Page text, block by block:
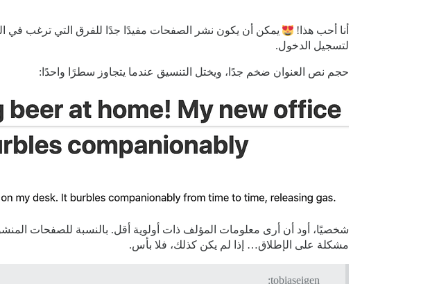
أنا أحب هذا!
يمكن أن يكون نشر الصفحات مفيدًا جدًا للفرق التي ترغب في
لتسجيل الدخول.
حجم نص العنوان ضخم جدًا، ويختل التنسيق عندما يتجاوز سطرًا واحدًا:
شخصيًا، أود أن أرى معلومات المؤلف ذات أولوية أقل. بالنسبة للصفحات
مشكلة على الإطلاق… إذا لم يكن كذلك، فلا بأس.
tobiaseigen: